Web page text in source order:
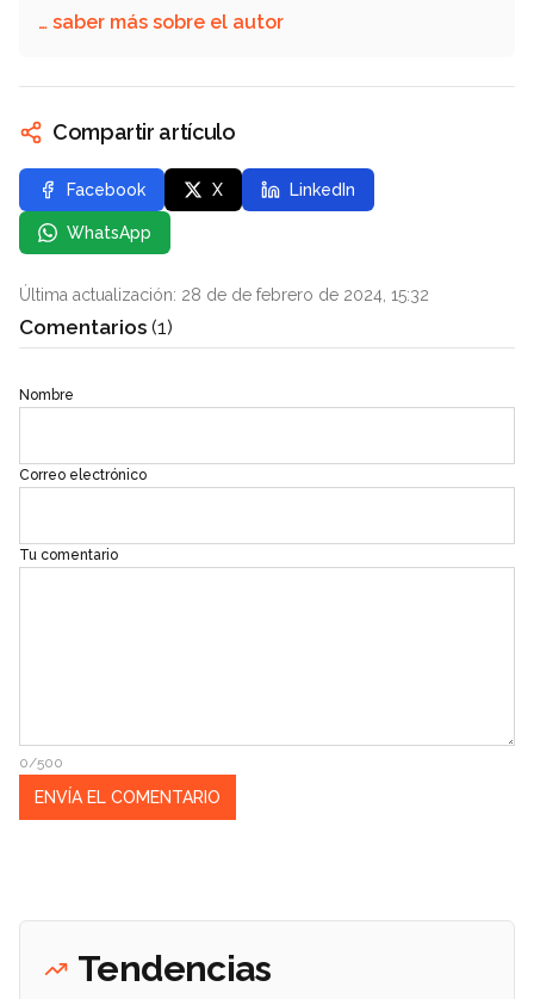
… saber más sobre el autor
Compartir artículo
Facebook X LinkedIn
WhatsApp
Última actualización: 28 de de febrero de 2024, 15:32
Comentarios (1)
Nombre
Correo electrónico
Tu comentario
0/500
Tendencias